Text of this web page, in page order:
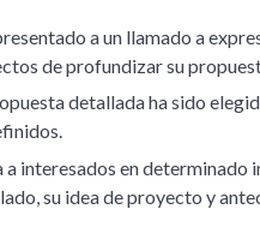
a un llamado a
de profundizar su
detallada ha sido
interesados en determinado
su idea de proyecto y